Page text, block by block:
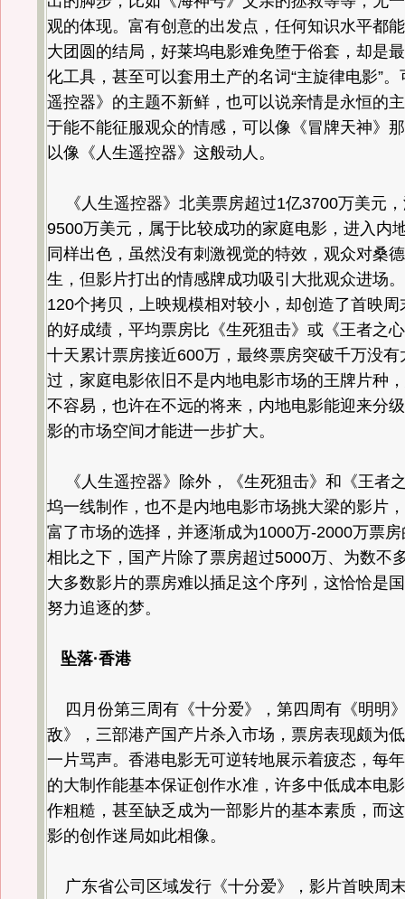
观的体现。富有创意的出发点，任何知识水平都
大团圆的结局，好莱坞电影难免堕于俗套，却是
化工具，甚至可以套用土产的名词“主旋律电影”
遥控器》的主题不新鲜，也可以说亲情是永恒的
于能不能征服观众的情感，可以像《冒牌天神》
以像《人生遥控器》这般动人。
《人生遥控器》北美票房超过1亿3700万美元
9500万美元，属于比较成功的家庭电影，进入内
同样出色，虽然没有刺激视觉的特效，观众对桑
生，但影片打出的情感牌成功吸引大批观众进场
120个拷贝，上映规模相对较小，却创造了首映周
的好成绩，平均票房比《生死狙击》或《王者之
十天累计票房接近600万，最终票房突破千万没有
过，家庭电影依旧不是内地电影市场的王牌片种
不容易，也许在不远的将来，内地电影能迎来分
影的市场空间才能进一步扩大。
《人生遥控器》除外，《生死狙击》和《王者
坞一线制作，也不是内地电影市场挑大梁的影片
富了市场的选择，并逐渐成为1000万-2000万票
相比之下，国产片除了票房超过5000万、为数不
大多数影片的票房难以插足这个序列，这恰恰是
努力追逐的梦。
坠落·香港
四月份第三周有《十分爱》，第四周有《明明
敌》，三部港产国产片杀入市场，票房表现颇为
一片骂声。香港电影无可逆转地展示着疲态，每
的大制作能基本保证创作水准，许多中低成本电
作粗糙，甚至缺乏成为一部影片的基本素质，而
影的创作迷局如此相像。
广东省公司区域发行《十分爱》，影片首映周